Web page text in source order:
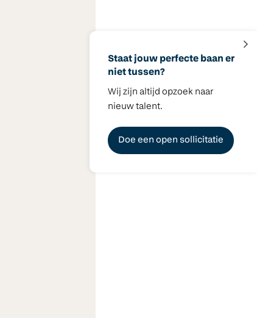
Staat jouw perfecte baan er
niet tussen?
Wij zijn altijd opzoek naar
nieuw talent.
Doe een open sollicitatie